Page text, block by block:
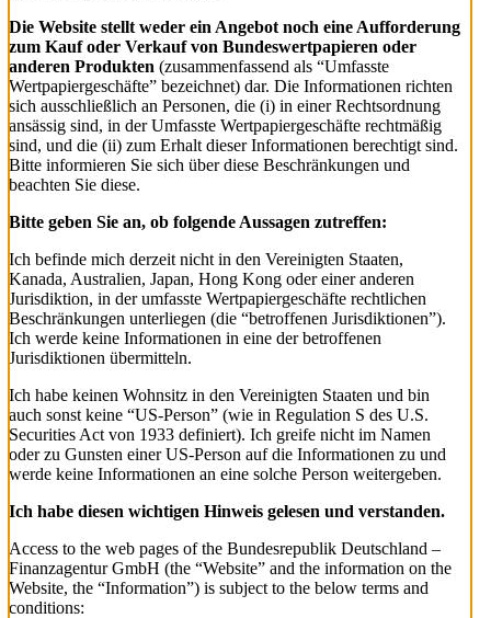
Die Website stellt weder ein Angebot noch eine Aufforderung
zum Kauf oder Verkauf von Bundeswertpapieren oder
anderen Produkten (zusammenfassend als “Umfasste
Wertpapiergeschäfte” bezeichnet) dar. Die Informationen richten
sich ausschließlich an Personen, die (i) in einer Rechtsordnung
ansässig sind, in der Umfasste Wertpapiergeschäfte rechtmäßig
sind, und die (ii) zum Erhalt dieser Informationen berechtigt sind.
Bitte informieren Sie sich über diese Beschränkungen und
beachten Sie diese.
Bitte geben Sie an, ob folgende Aussagen zutreffen:
Ich befinde mich derzeit nicht in den Vereinigten Staaten,
Kanada, Australien, Japan, Hong Kong oder einer anderen
Jurisdiktion, in der umfasste Wertpapiergeschäfte rechtlichen
Beschränkungen unterliegen (die “betroffenen Jurisdiktionen”).
Ich werde keine Informationen in eine der betroffenen
Jurisdiktionen übermitteln.
Ich habe keinen Wohnsitz in den Vereinigten Staaten und bin
auch sonst keine “US-Person” (wie in Regulation S des U.S.
Securities Act von 1933 definiert). Ich greife nicht im Namen
oder zu Gunsten einer US-Person auf die Informationen zu und
werde keine Informationen an eine solche Person weitergeben.
Ich habe diesen wichtigen Hinweis gelesen und verstanden.
Access to the web pages of the Bundesrepublik Deutschland –
Finanzagentur GmbH (the “Website” and the information on the
Website, the “Information”) is subject to the below terms and
conditions: